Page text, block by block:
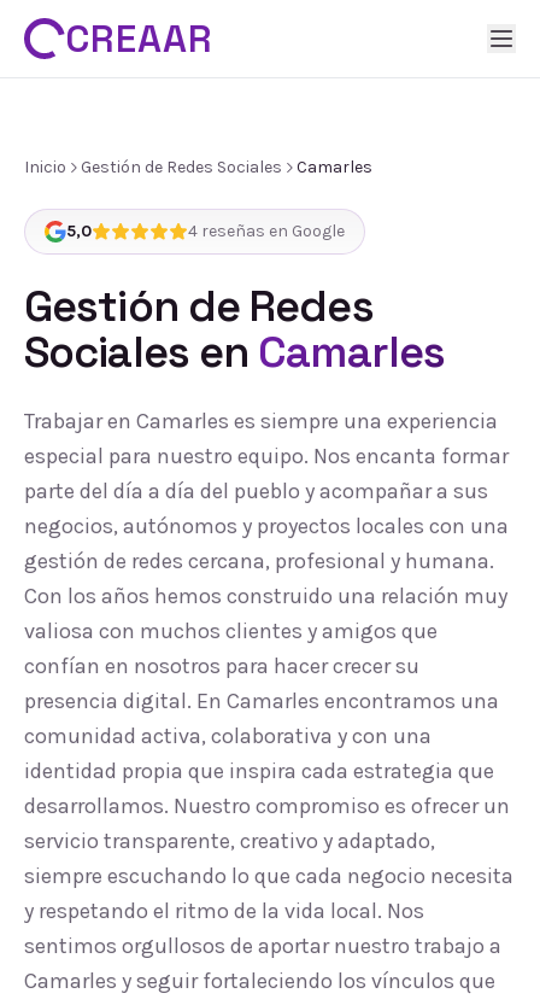
CREAAR
Inicio Gestión de Redes Sociales Camarles
5,0 4 reseñas en Google
Gestión de Redes
Sociales en Camarles
Trabajar en Camarles es siempre una experiencia
especial para nuestro equipo. Nos encanta formar
parte del día a día del pueblo y acompañar a sus
negocios, autónomos y proyectos locales con una
gestión de redes cercana, profesional y humana.
Con los años hemos construido una relación muy
valiosa con muchos clientes y amigos que
confían en nosotros para hacer crecer su
presencia digital. En Camarles encontramos una
comunidad activa, colaborativa y con una
identidad propia que inspira cada estrategia que
desarrollamos. Nuestro compromiso es ofrecer un
servicio transparente, creativo y adaptado,
siempre escuchando lo que cada negocio necesita
y respetando el ritmo de la vida local. Nos
sentimos orgullosos de aportar nuestro trabajo a
Camarles y seguir fortaleciendo los vínculos que